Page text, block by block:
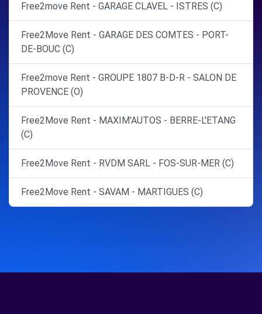
Free2move Rent - GARAGE CLAVEL - ISTRES (C)
Free2Move Rent - GARAGE DES COMTES - PORT-
DE-BOUC (C)
Free2move Rent - GROUPE 1807 B-D-R - SALON DE
PROVENCE (O)
Free2Move Rent - MAXIM'AUTOS - BERRE-L'ETANG
(C)
Free2Move Rent - RVDM SARL - FOS-SUR-MER (C)
Free2Move Rent - SAVAM - MARTIGUES (C)